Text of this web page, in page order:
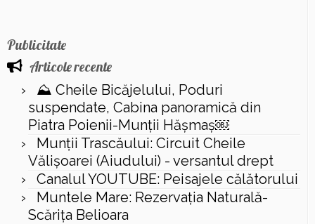
Publicitate
Articole recente
⛰️ Cheile Bicăjelului, Poduri
suspendate, Cabina panoramică din
Piatra Poienii-Munții Hășmaș￼
Munții Trascăului: Circuit Cheile
Vălișoarei (Aiudului) - versantul drept
Canalul YOUTUBE: Peisajele călătorului
Muntele Mare: Rezervaţia Naturală-
Scăriţa Belioara